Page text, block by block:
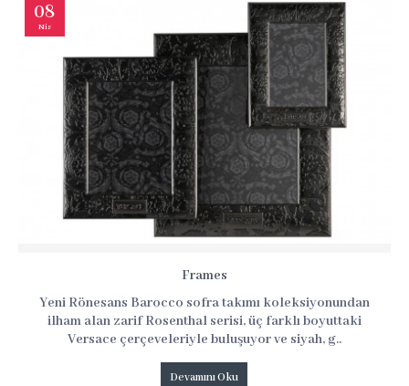
08
Nis
Frames
Yeni Rönesans Barocco sofra takımı koleksiyonundan
ilham alan zarif Rosenthal serisi, üç farklı boyuttaki
Versace çerçeveleriyle buluşuyor ve siyah, g..
Devamını Oku